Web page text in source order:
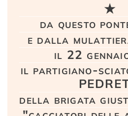
★
da questo
e dalla
il 22
il partigiano-
della brigata